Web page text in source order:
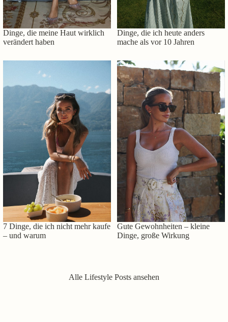
Dinge, die meine Haut wirklich
verändert haben
Dinge, die ich heute anders
mache als vor 10 Jahren
7 Dinge, die ich nicht mehr kaufe
– und warum
Gute Gewohnheiten – kleine
Dinge, große Wirkung
Alle Lifestyle Posts ansehen